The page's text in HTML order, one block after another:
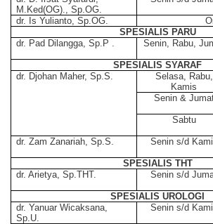
M.Ked(OG)., Sp.OG.
dr. Is Yulianto, Sp.OG.
SPESIALIS PARU
dr. Pad Dilangga, Sp.P .
Senin, Rabu,
SPESIALIS SYARAF
dr. Djohan Maher, Sp.S.
Selasa, Rabu,
Kamis
Senin &
Sabtu
dr. Zam Zanariah, Sp.S.
Senin s/d
SPESIALIS THT
dr. Arietya, Sp.THT.
Senin s/d
SPESIALIS UROLOGI
dr. Yanuar Wicaksana,
Sp.U.
Senin s/d